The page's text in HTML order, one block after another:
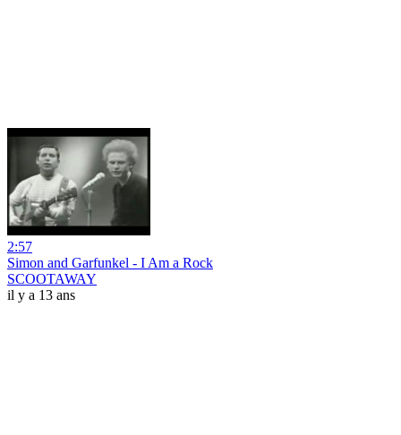
2:57
Simon and Garfunkel - I Am a Rock
SCOOTAWAY
il y a 13 ans